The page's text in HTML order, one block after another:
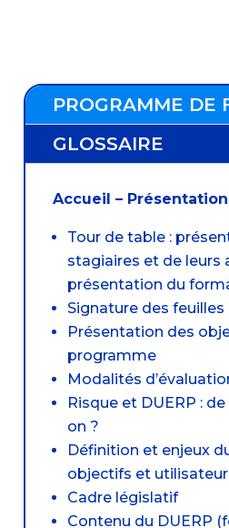
PROGRAMME DE
GLOSSAIRE
Accueil –
Tour de table :
stagiaires et de leurs
présentation du
Signature des
Présentation des
programme
Modalités
Risque et DUERP :
on ?
Définition et enjeux
objectifs et
Cadre législatif
Contenu du DUERP